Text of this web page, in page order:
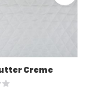
Creme